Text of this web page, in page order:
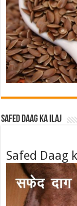
Safed Daag ka ilaj
Safed Daag